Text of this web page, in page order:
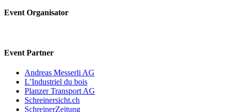
Event Organisator
Event Partner
Andreas Messerli AG
L’Industriel du bois
Planzer Transport AG
Schreinersicht.ch
SchreinerZeitung